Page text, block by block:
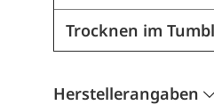
Trocknen im
Herstellerangaben